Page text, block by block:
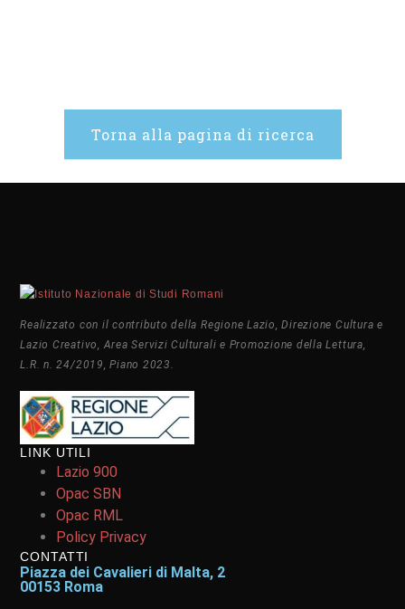
Torna alla pagina di ricerca
Realizzato con il contributo della Regione Lazio, Direzione Cultura e
Lazio Creativo, Area Servizi Culturali e Promozione della Lettura,
L.R. n. 24/2019, Piano 2023.
LINK UTILI
Lazio 900
Opac SBN
Opac RML
Policy Privacy
CONTATTI
Piazza dei Cavalieri di Malta, 2
00153 Roma